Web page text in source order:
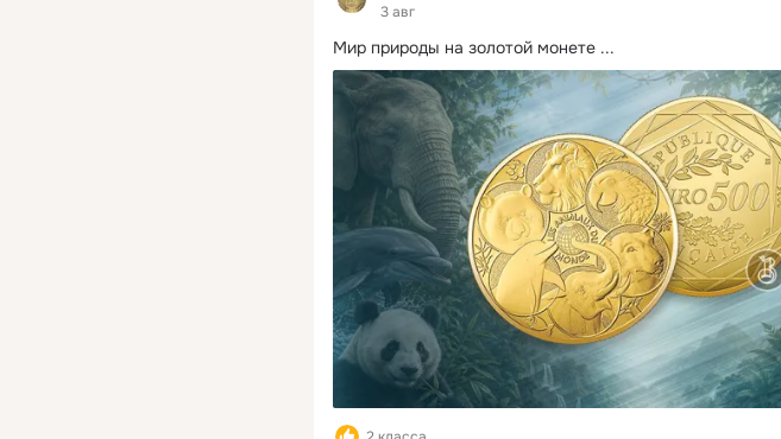
3 авг
Мир природы на золотой монете ...